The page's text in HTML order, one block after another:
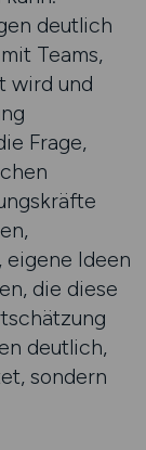
deutlich
Teams,
wird und
Frage,
eigene Ideen
die diese
deutlich,
sondern